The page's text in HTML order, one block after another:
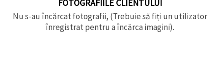
FOTOGRAFIILE CLIENTULUI
Nu s-au încărcat fotografii, (Trebuie să fiți un utilizator
înregistrat pentru a încărca imagini).